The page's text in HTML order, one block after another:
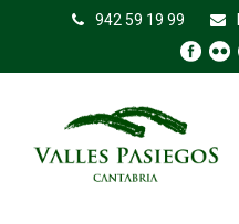
942 59 19 99